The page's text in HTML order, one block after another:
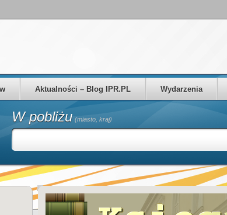
Aktualności – Blog IPR.PL Wydarzenia
W pobliżu (miasto, kraj)